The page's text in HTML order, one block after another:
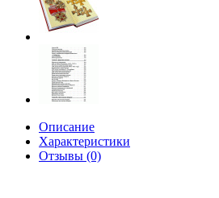
Описание
Характеристики
Отзывы (0)